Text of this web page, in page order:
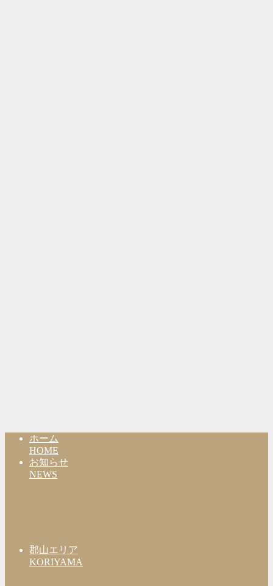
ホーム
HOME
お知らせ
NEWS
郡山エリア
KORIYAMA